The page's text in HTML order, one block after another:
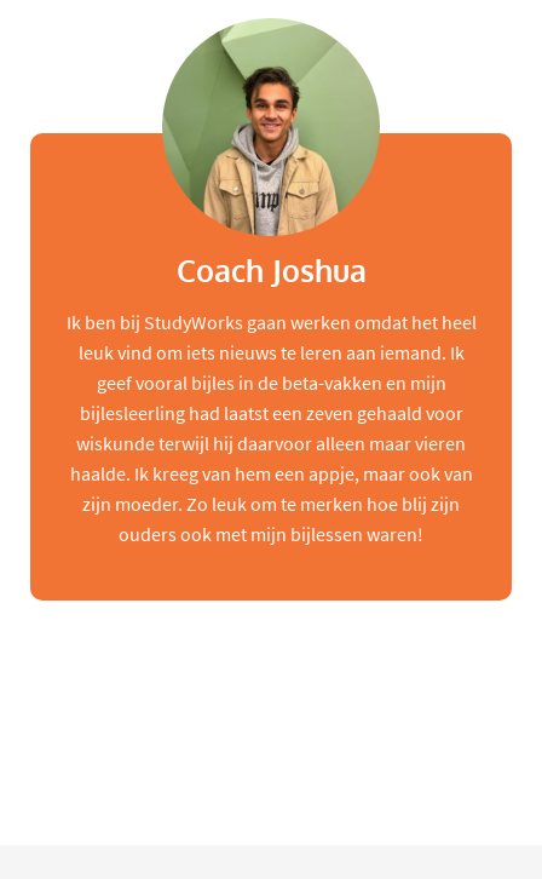
Coach Joshua
Ik ben bij StudyWorks gaan werken omdat het heel
leuk vind om iets nieuws te leren aan iemand. Ik
geef vooral bijles in de beta-vakken en mijn
bijlesleerling had laatst een zeven gehaald voor
wiskunde terwijl hij daarvoor alleen maar vieren
haalde. Ik kreeg van hem een appje, maar ook van
zijn moeder. Zo leuk om te merken hoe blij zijn
ouders ook met mijn bijlessen waren!